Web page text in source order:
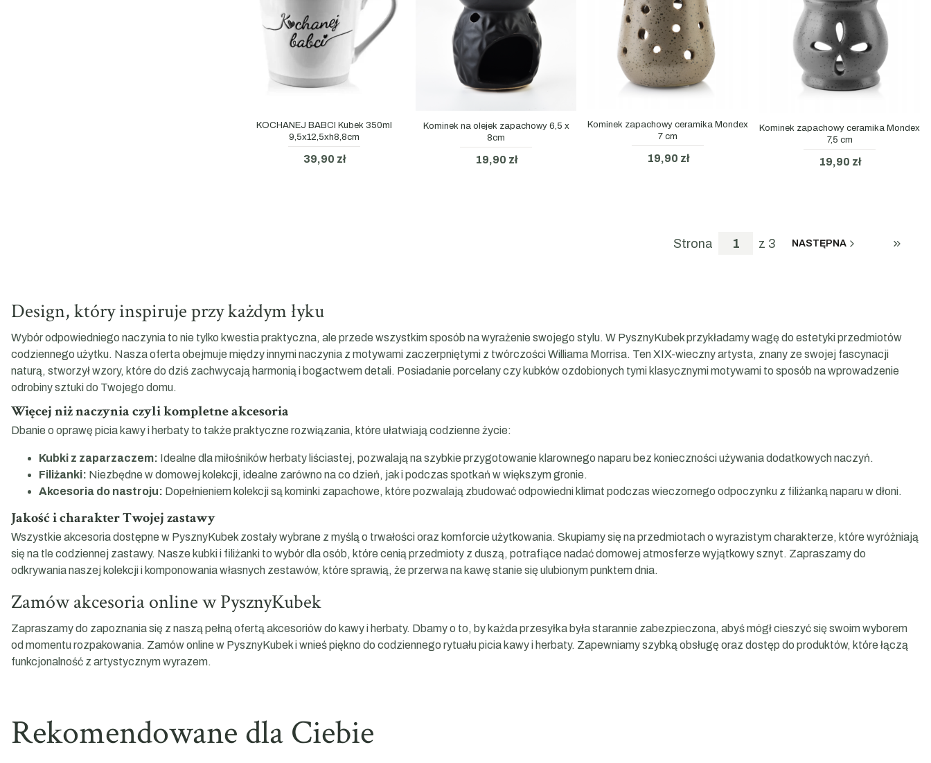
KOCHANEJ BABCI Kubek 350ml
9,5x12,5xh8,8cm
39,90 zł
Kominek na olejek zapachowy 6,5 x
8cm
19,90 zł
Kominek zapachowy ceramika Mondex
7 cm
19,90 zł
Kominek zapachowy ceramika Mondex
7,5 cm
19,90 zł
Strona z 3 NASTĘPNA
Design, który inspiruje przy każdym łyku
Wybór odpowiedniego naczynia to nie tylko kwestia praktyczna, ale przede wszystkim sposób na wyrażenie swojego stylu. W PysznyKubek przykładamy wagę do estetyki przedmiotów
codziennego użytku. Nasza oferta obejmuje między innymi naczynia z motywami zaczerpniętymi z twórczości Williama Morrisa. Ten XIX-wieczny artysta, znany ze swojej fascynacji
naturą, stworzył wzory, które do dziś zachwycają harmonią i bogactwem detali. Posiadanie porcelany czy kubków ozdobionych tymi klasycznymi motywami to sposób na wprowadzenie
odrobiny sztuki do Twojego domu.
Więcej niż naczynia czyli kompletne akcesoria
Dbanie o oprawę picia kawy i herbaty to także praktyczne rozwiązania, które ułatwiają codzienne życie:
Kubki z zaparzaczem: Idealne dla miłośników herbaty liściastej, pozwalają na szybkie przygotowanie klarownego naparu bez konieczności używania dodatkowych naczyń.
Filiżanki: Niezbędne w domowej kolekcji, idealne zarówno na co dzień, jak i podczas spotkań w większym gronie.
Akcesoria do nastroju: Dopełnieniem kolekcji są kominki zapachowe, które pozwalają zbudować odpowiedni klimat podczas wieczornego odpoczynku z filiżanką naparu w dłoni.
Jakość i charakter Twojej zastawy
Wszystkie akcesoria dostępne w PysznyKubek zostały wybrane z myślą o trwałości oraz komforcie użytkowania. Skupiamy się na przedmiotach o wyrazistym charakterze, które wyróżniają
się na tle codziennej zastawy. Nasze kubki i filiżanki to wybór dla osób, które cenią przedmioty z duszą, potrafiące nadać domowej atmosferze wyjątkowy sznyt. Zapraszamy do
odkrywania naszej kolekcji i komponowania własnych zestawów, które sprawią, że przerwa na kawę stanie się ulubionym punktem dnia.
Zamów akcesoria online w PysznyKubek
Zapraszamy do zapoznania się z naszą pełną ofertą akcesoriów do kawy i herbaty. Dbamy o to, by każda przesyłka była starannie zabezpieczona, abyś mógł cieszyć się swoim wyborem
od momentu rozpakowania. Zamów online w PysznyKubek i wnieś piękno do codziennego rytuału picia kawy i herbaty. Zapewniamy szybką obsługę oraz dostęp do produktów, które łączą
funkcjonalność z artystycznym wyrazem.
Rekomendowane dla Ciebie